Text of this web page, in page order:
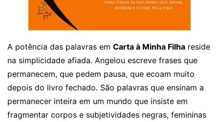
A potência das palavras em Carta à Minha Filha reside
na simplicidade afiada. Angelou escreve frases que
permanecem, que pedem pausa, que ecoam muito
depois do livro fechado. São palavras que ensinam a
permanecer inteira em um mundo que insiste em
fragmentar corpos e subjetividades negras, femininas